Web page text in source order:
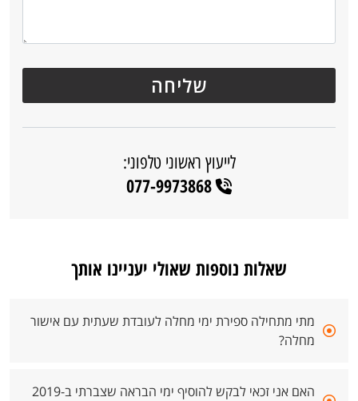
לייעוץ ראשוני טלפוני:
077-9973868
שאלות נוספות שאולי יעניינו אותך
מתי מתחילה ספירת ימי מחלה לעובדת שעתית עם אישור
מחלה?
האם אני זכאי לבקש להוסיף ימי הבראה שצברתי ב-2019